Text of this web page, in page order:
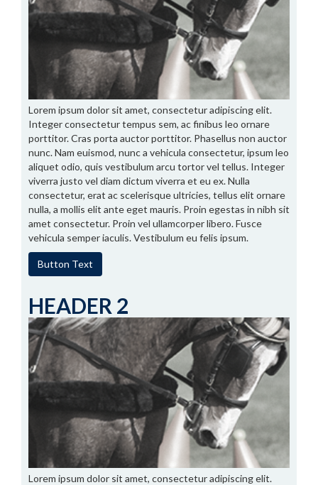
Lorem ipsum dolor sit amet, consectetur adipiscing elit.
Integer consectetur tempus sem, ac finibus leo ornare
porttitor. Cras porta auctor porttitor. Phasellus non auctor
nunc. Nam euismod, nunc a vehicula consectetur, ipsum leo
aliquet odio, quis vestibulum arcu tortor vel tellus. Integer
viverra justo vel diam dictum viverra et eu ex. Nulla
consectetur, erat ac scelerisque ultricies, tellus elit ornare
nulla, a mollis elit ante eget mauris. Proin egestas in nibh sit
amet consectetur. Proin vel ullamcorper libero. Fusce
vehicula semper iaculis. Vestibulum eu felis ipsum.
Button Text
HEADER 2
Lorem ipsum dolor sit amet, consectetur adipiscing elit.